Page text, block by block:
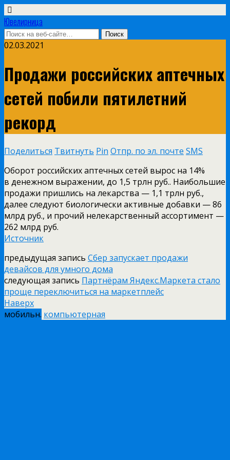
Ювелирница
02.03.2021
Продажи российских аптечных
сетей побили пятилетний
рекорд
Поделиться Твитнуть Pin Отпр. по эл. почте SMS
Оборот российских аптечных сетей вырос на 14%
в денежном выражении, до 1,5 трлн руб.. Наибольшие
продажи пришлись на лекарства — 1,1 трлн руб.,
далее следуют биологически активные добавки — 86
млрд руб., и прочий нелекарственный ассортимент —
262 млрд руб.
Источник
предыдущая запись Сбер запускает продажи
девайсов для умного дома
следующая запись Партнёрам Яндекс.Маркета стало
проще переключиться на маркетплейс
Наверх
мобильн. компьютерная